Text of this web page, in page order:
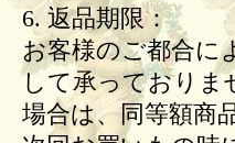
6. 返品期限：
お客様のご都合に
して承っておりま
場合は、同等額商